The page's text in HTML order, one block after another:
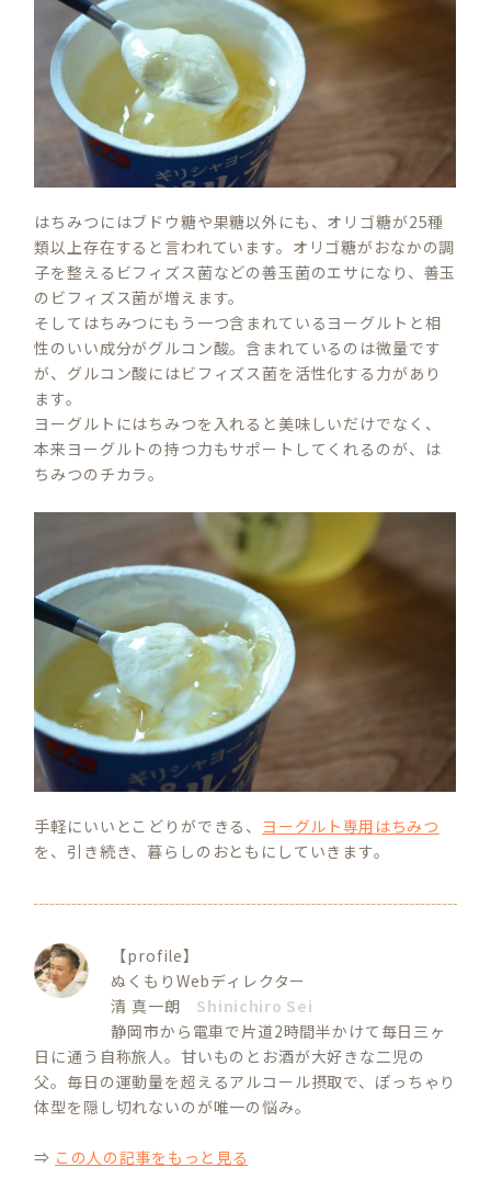
はちみつにはブドウ糖や果糖以外にも、オリゴ糖が25種
類以上存在すると言われています。オリゴ糖がおなかの調
子を整えるビフィズス菌などの善玉菌のエサになり、善玉
のビフィズス菌が増えます。
そしてはちみつにもう一つ含まれているヨーグルトと相
性のいい成分がグルコン酸。含まれているのは微量です
が、グルコン酸にはビフィズス菌を活性化する力があり
ます。
ヨーグルトにはちみつを入れると美味しいだけでなく、
本来ヨーグルトの持つ力もサポートしてくれるのが、は
ちみつのチカラ。
手軽にいいとこどりができる、 ヨーグルト専用はちみつ
を、引き続き、暮らしのおともにしていきます。
【profile】
ぬくもりWebディレクター
清 真一朗 Shinichiro Sei
静岡市から電車で片道2時間半かけて毎日三ヶ
日に通う自称旅人。甘いものとお酒が大好きな二児の
父。毎日の運動量を超えるアルコール摂取で、ぽっちゃり
体型を隠し切れないのが唯一の悩み。
⇒ この人の記事をもっと見る